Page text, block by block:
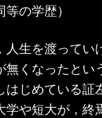
の学歴）
生を渡ってい
くなったとい
じめている証
学や短大が，終